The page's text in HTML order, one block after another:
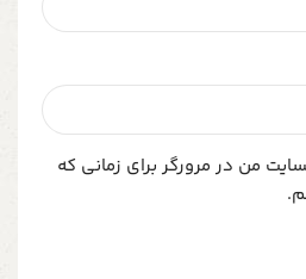
من در مرورگر برای زمانی که